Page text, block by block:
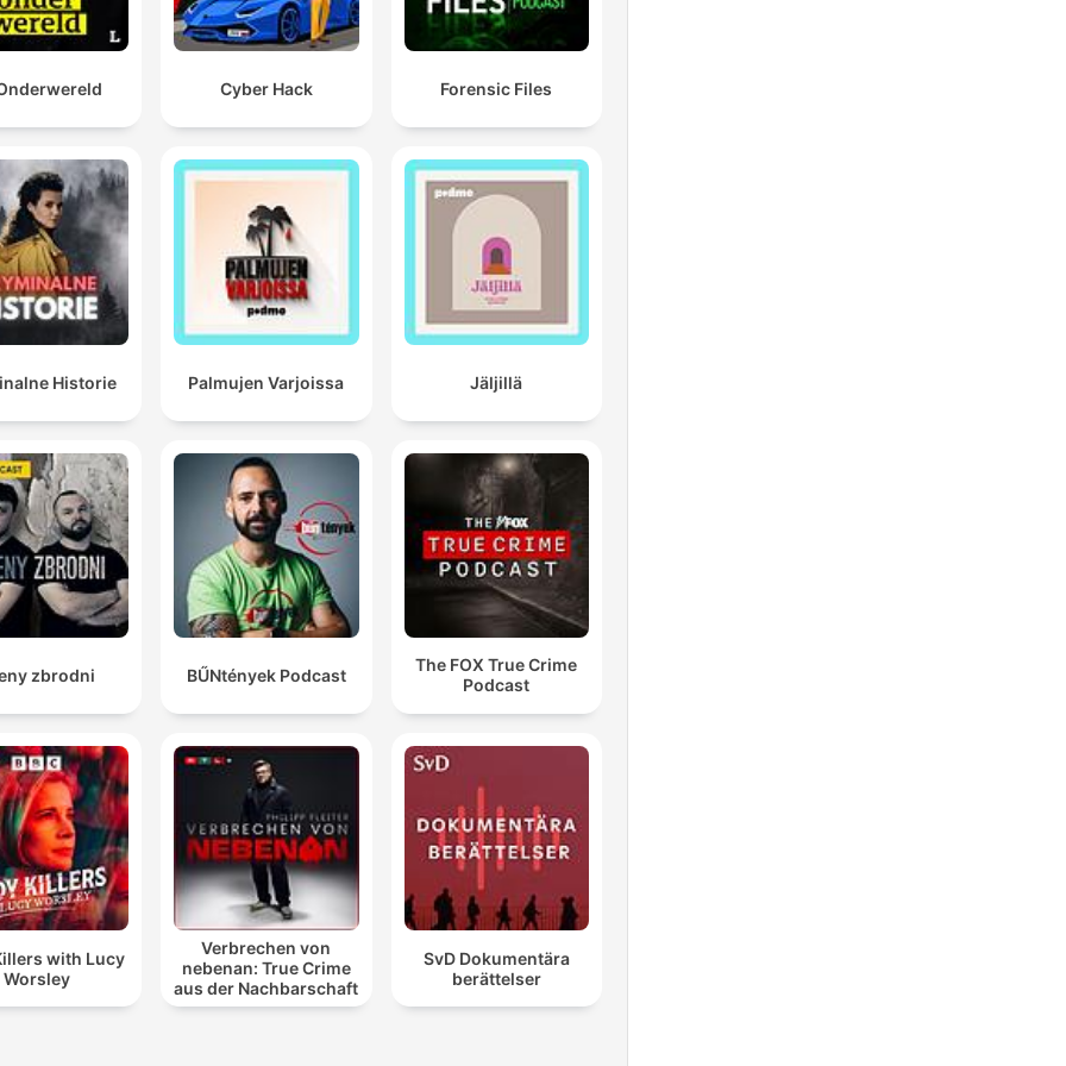
Jean-Paul Chardenou reçoit la décharge de trois quarts
Il était en train de fuir.
00:17:43 · La description technique du moment du tir démontre
que la victime n'était pas une menace mais tentait de s'échapper.
Je regrette sincèrement mon geste. J'ai pris la vie de
quelqu'un qui valait plus que moi.
00:21:46 · Marc Feral prononce ces mots lors de son procès pour
tenter d'attendrir les jurés par un aveu de culpabilité.
Cyber Hack Forensic Files
Historie Palmujen Varjoissa Jäljillä
zbrodni BŰNtények Podcast
The FOX True Crime
Podcast
with Lucy
Worsley
Verbrechen von
nebenan: True Crime
aus der Nachbarschaft
SvD Dokumentära
berättelser